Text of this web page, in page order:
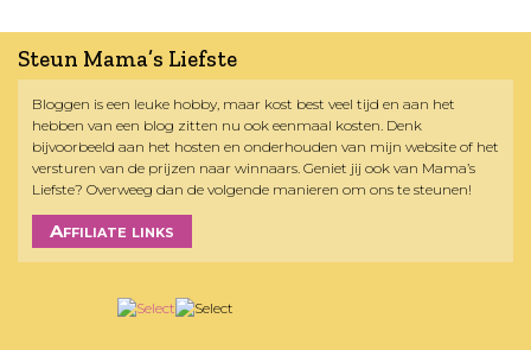
Steun Mama’s Liefste
Bloggen is een leuke hobby, maar kost best veel tijd en aan het
hebben van een blog zitten nu ook eenmaal kosten. Denk
bijvoorbeeld aan het hosten en onderhouden van mijn website of het
versturen van de prijzen naar winnaars. Geniet jij ook van Mama’s
Liefste? Overweeg dan de volgende manieren om ons te steunen!
Affiliate links